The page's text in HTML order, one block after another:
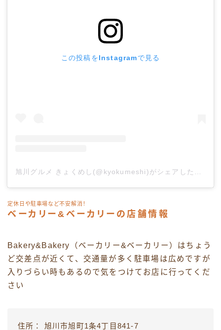
この投稿をInstagramで見る
旭川グルメ きょくめし(@kyokumeshi)がシェアした投稿
定休日や駐車場など不安解消！
ベーカリー&ベーカリーの店舗情報
Bakery&Bakery（ベーカリー&ベーカリー）はちょう
ど交差点が近くて、交通量が多く駐車場は広めですが
入りづらい時もあるので気をつけてお店に行ってくだ
さい
住所： 旭川市旭町1条4丁目841-7